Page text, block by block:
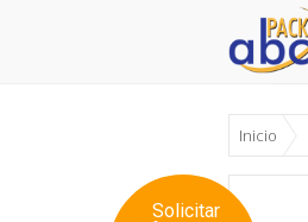
Inicio
Solicitar